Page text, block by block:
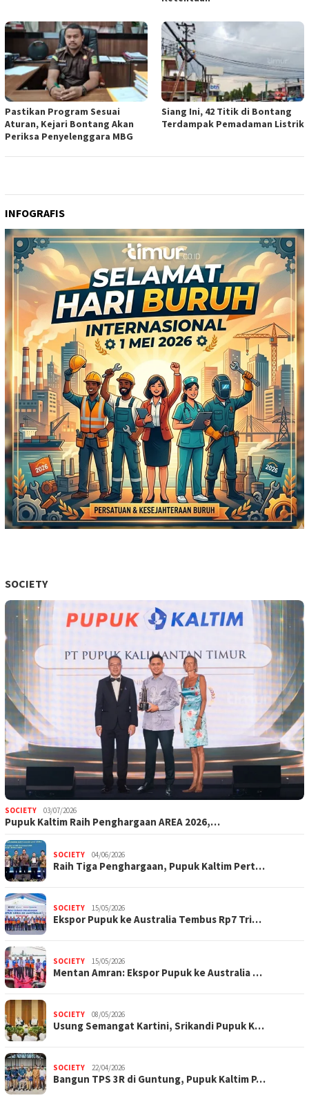
Pastikan Program Sesuai
Aturan, Kejari Bontang Akan
Periksa Penyelenggara MBG
Siang Ini, 42 Titik di Bontang
Terdampak Pemadaman Listrik
INFOGRAFIS
SOCIETY
SOCIETY 03/07/2026
Pupuk Kaltim Raih Penghargaan AREA 2026,…
SOCIETY 04/06/2026
Raih Tiga Penghargaan, Pupuk Kaltim Pert…
SOCIETY 15/05/2026
Ekspor Pupuk ke Australia Tembus Rp7 Tri…
SOCIETY 15/05/2026
Mentan Amran: Ekspor Pupuk ke Australia …
SOCIETY 08/05/2026
Usung Semangat Kartini, Srikandi Pupuk K…
SOCIETY 22/04/2026
Bangun TPS 3R di Guntung, Pupuk Kaltim P…